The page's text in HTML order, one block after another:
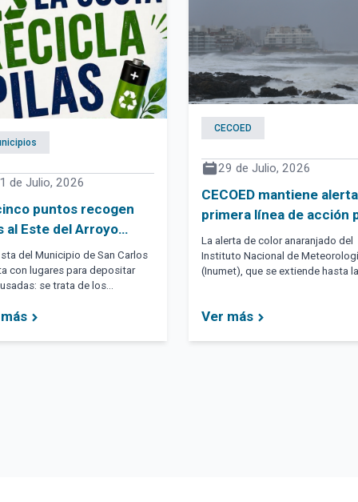
de Julio, 2026
puntos recogen
al Este del Arroyo
del Municipio de San Carlos
con lugares para depositar
se trata de los
y El Tesoro y las oficinas
CECOED
29 de Julio, 2026
CECOED mantiene
primera línea de acción
mitigar riesgos por
de temporal
La alerta de color anaranjado del
Instituto Nacional de
(Inumet), que se extiende hasta
(puntualmente) fuertes y/o
Ver más